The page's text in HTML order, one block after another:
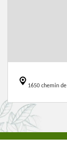
1650 chemin